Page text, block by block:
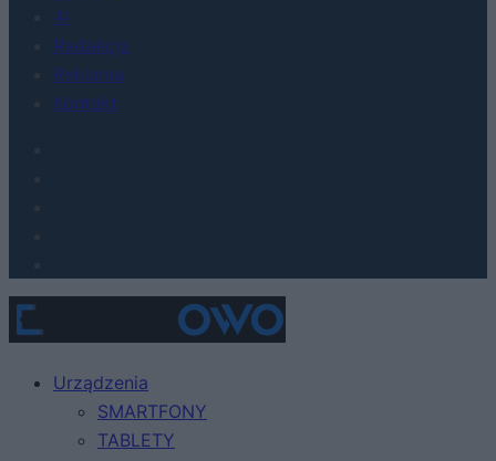
AI
Redakcja
Reklama
Kontakt
Urządzenia
SMARTFONY
TABLETY